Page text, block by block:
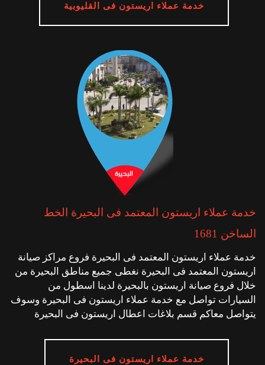
خدمة عملاء اريستون فى القليوبية
خدمة عملاء اريستون المعتمد فى البحيرة الخط
الساخن 1681
خدمة عملاء اريستون المعتمد فى البحيرة فروع مراكز صيانة
اريستون المعتمد فى البحيرة نغطى جميع مناطق البحيرة من
خلال فروع صيانة اريستون بالبحيرة لدينا اسطول من
السيارات تواصل مع خدمة عملاء اريستون فى البحيرة وسوف
يتواصل معاكم قسم بلاغات اعطال اريستون فى البحيرة
خدمة عملاء اريستون فى البحيرة